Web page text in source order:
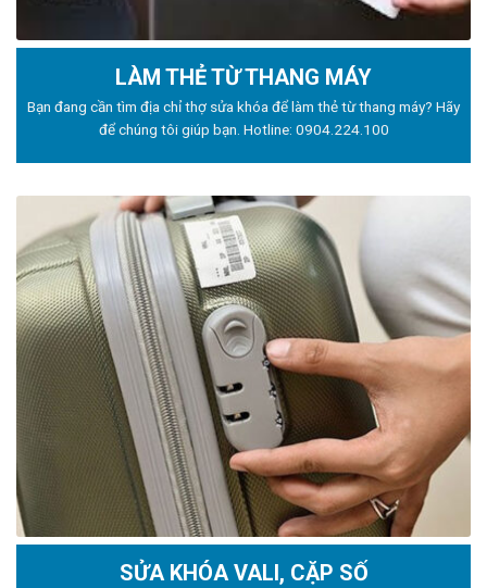
LÀM THẺ TỪ THANG MÁY
Bạn đang cần tìm địa chỉ thợ sửa khóa để làm thẻ từ thang máy? Hãy
để chúng tôi giúp bạn. Hotline: 0904.224.100
SỬA KHÓA VALI, CẶP SỐ